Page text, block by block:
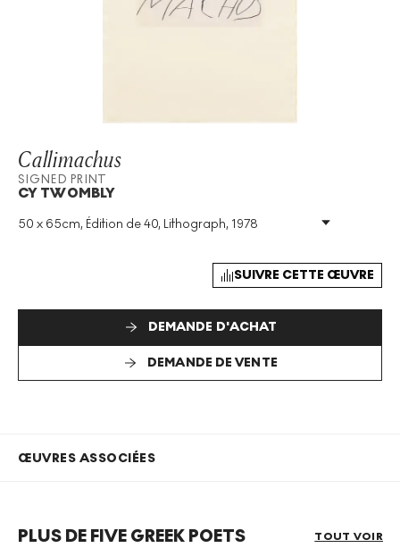
Callimachus
SIGNED PRINT
CY TWOMBLY
50 x 65cm, Édition de 40, Lithograph, 1978
Technique : Lithograph
Signé: Oui
Signed Print
SUIVRE CETTE ŒUVRE
DEMANDE D'ACHAT
DEMANDE DE VENTE
ŒUVRES ASSOCIÉES
PLUS DE FIVE GREEK POETS
TOUT VOIR